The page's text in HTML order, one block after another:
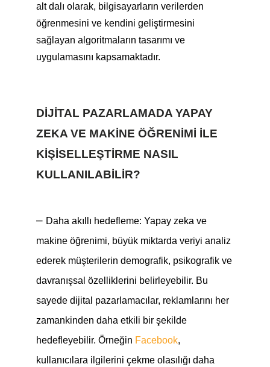
alt dalı olarak, bilgisayarların verilerden
öğrenmesini ve kendini geliştirmesini
sağlayan algoritmaların tasarımı ve
uygulamasını kapsamaktadır.
DIJITAL PAZARLAMADA YAPAY
ZEKA VE MAKINE ÖĞRENIMI ILE
KIŞISELLEŞTIRME NASIL
KULLANILABILIR?
– Daha akıllı hedefleme: Yapay zeka ve
makine öğrenimi, büyük miktarda veriyi analiz
ederek müşterilerin demografik, psikografik ve
davranışsal özelliklerini belirleyebilir. Bu
sayede dijital pazarlamacılar, reklamlarını her
zamankinden daha etkili bir şekilde
hedefleyebilir. Örneğin Facebook,
kullanıcılara ilgilerini çekme olasılığı daha